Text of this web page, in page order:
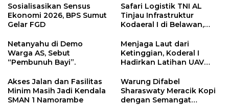
Persen
Sosialisasikan Sensus
Ekonomi 2026, BPS Sumut
Gelar FGD
Safari Logistik TNI AL
Tinjau Infrastruktur
Kodaeral I di Belawan,
Operasional
Netanyahu di Demo
Warga AS, Sebut
“Pembunuh Bayi”.
Menjaga Laut dari
Ketinggian, Koderal I
Hadirkan Latihan UAV
Akses Jalan dan Fasilitas
Minim Masih Jadi Kendala
SMAN 1 Namorambe
Warung Difabel
Sharaswaty Meracik Kopi
dengan Semangat